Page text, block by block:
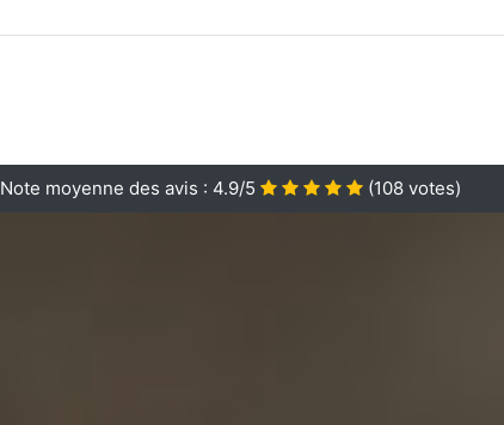
Note moyenne des avis : 4.9/5 (108 votes)